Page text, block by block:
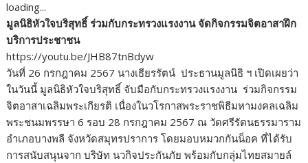
e
b
o
o
k
itt
er
k
dI
n
e p
Li
n
k
ar
loading...
มูลนิธิหัวใจบริสุทธิ์ ร่วมกับกระทรวงแรงงาน จัดกิจกรรมจิตอาสาฝึก
บริการประชาชน
https://youtu.be/JHB87tnBdyw
วันที่ 26 กรกฎาคม 2567 นางเธียรรัตน์ ประธานมูลนิธิ ฯ เปิดเผยว่า
ในวันนี้ มูลนิธิหัวใจบริสุทธิ์ จับมือกับกระทรวงแรงงาน ร่วมกิจกรรม
จิตอาสาเฉลิมพระเกียรติ เนื่องในวโรกาสพระราชพิธีมหามงคลเฉลิม
พระชนมพรรษา 6 รอบ 28 กรกฎาคม 2567 ณ วัดศรีรัตนธรรมาราม
อำเภอบางพลี จังหวัดสมุทรปราการ โดยมอบหมวกกันน็อค ที่ได้รับ
การสนับสนุนจาก บริษัท นวกิจประกันภัย พร้อมกับกลุ่มไทยสมายล์